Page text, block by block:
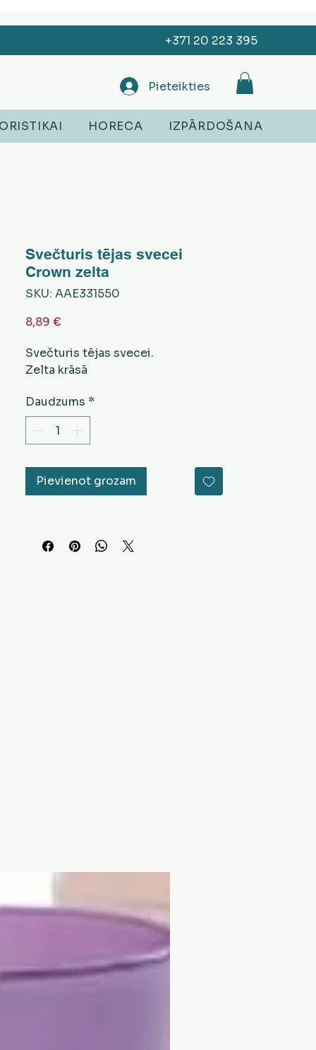
+371 20 223 395
Pieteikties
HORECA IZPĀRDOŠANA
Svečturis tējas svecei
Crown zelta
SKU: AAE331550
8,89 €
Svečturis tējas svecei.
Zelta krāsā
Daudzums *
Pievienot grozam